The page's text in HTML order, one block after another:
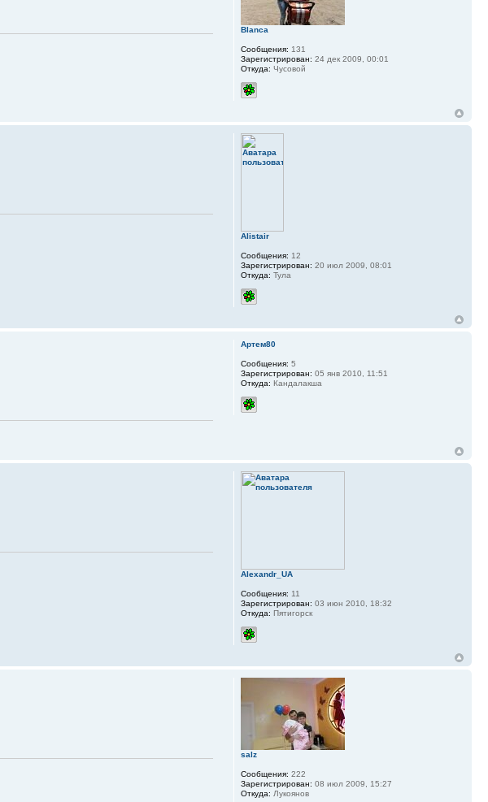
Blanca
Сообщения: 131
Зарегистрирован: 24 дек 2009, 00:01
Откуда: Чусовой
Alistair
Сообщения: 12
Зарегистрирован: 20 июл 2009, 08:01
Откуда: Тула
Артем80
Сообщения: 5
Зарегистрирован: 05 янв 2010, 11:51
Откуда: Кандалакша
Alexandr_UA
Сообщения: 11
Зарегистрирован: 03 июн 2010, 18:32
Откуда: Пятигорск
salz
Сообщения: 222
Зарегистрирован: 08 июл 2009, 15:27
Откуда: Лукоянов